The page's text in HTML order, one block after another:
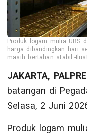
Produk logam mulia UBS
harga dibandingkan hari
masih bertahan stabil.-
JAKARTA,
batangan di
Selasa, 2 Juni
Produk logam